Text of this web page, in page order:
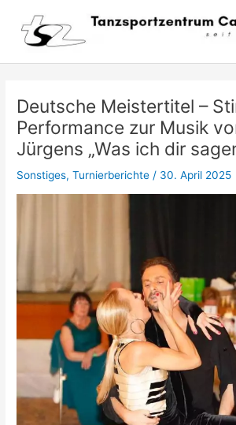
Inhalt
springen
Deutsche Meistertitel –
Performance zur Musik
Jürgens „Was ich dir
Sonstiges,Turnierberichte / 30. April 2025